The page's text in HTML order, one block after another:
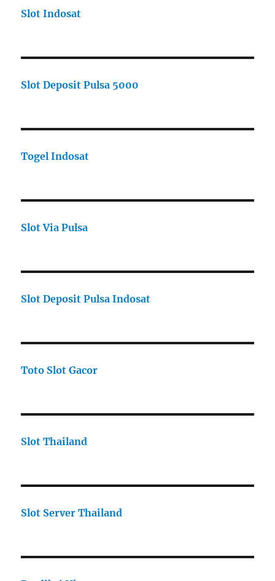
Slot Indosat
Slot Deposit Pulsa 5000
Togel Indosat
Slot Via Pulsa
Slot Deposit Pulsa Indosat
Toto Slot Gacor
Slot Thailand
Slot Server Thailand